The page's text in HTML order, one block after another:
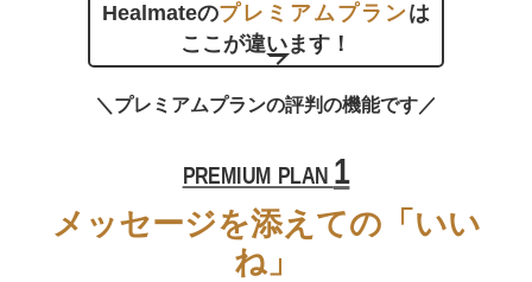
Healmateのプレミアムプランは
ここが違います！
＼プレミアムプランの評判の機能です／
PREMIUM PLAN 1
メッセージを添えての「いい
ね」